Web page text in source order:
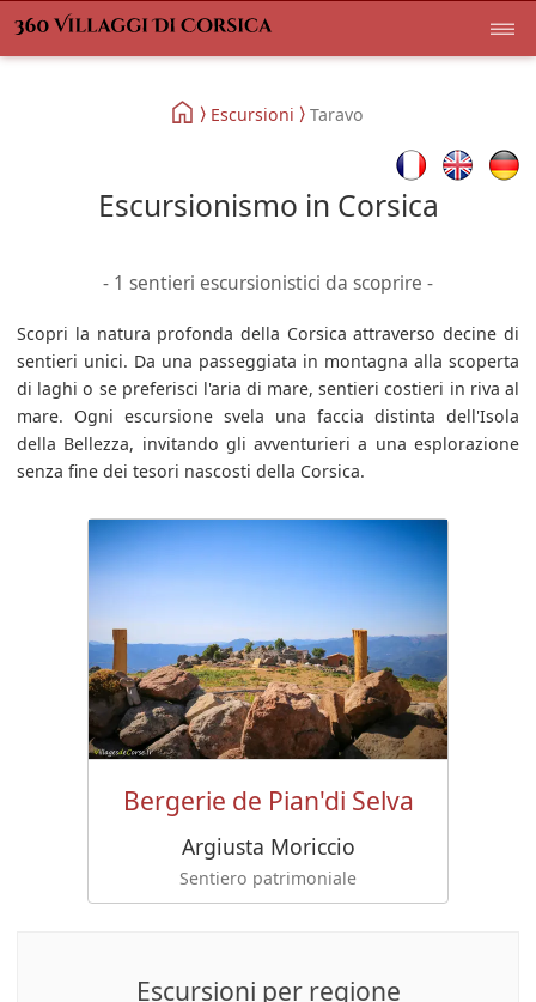
Escursioni Taravo
Escursionismo in Corsica
- 1 sentieri escursionistici da scoprire -
Scopri la natura profonda della Corsica attraverso decine di
sentieri unici. Da una passeggiata in montagna alla scoperta
di laghi o se preferisci l'aria di mare, sentieri costieri in riva al
mare. Ogni escursione svela una faccia distinta dell'Isola
della Bellezza, invitando gli avventurieri a una esplorazione
senza fine dei tesori nascosti della Corsica.
Bergerie de Pian'di Selva
Argiusta Moriccio
Sentiero patrimoniale
Escursioni per regione